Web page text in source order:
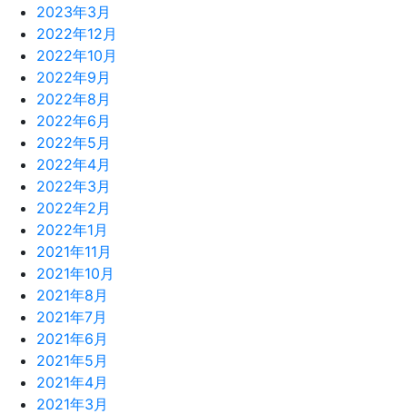
2023年3月
2022年12月
2022年10月
2022年9月
2022年8月
2022年6月
2022年5月
2022年4月
2022年3月
2022年2月
2022年1月
2021年11月
2021年10月
2021年8月
2021年7月
2021年6月
2021年5月
2021年4月
2021年3月